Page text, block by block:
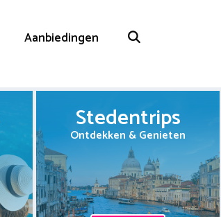
Aanbiedingen
Stedentrips
Ontdekken & Genieten